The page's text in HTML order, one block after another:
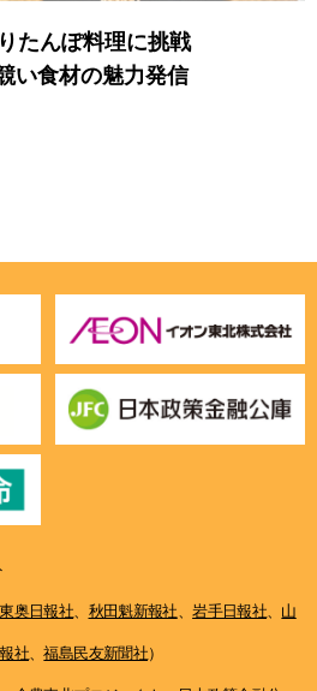
たんぽ料理に挑戦
い食材の魅力発信
東奥日報社、 秋田魁新報社、岩手日報社、 山
社、福島民友新聞社）